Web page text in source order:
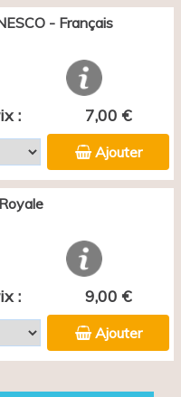
- Français
: 7,00 €
Ajouter
: 9,00 €
Ajouter